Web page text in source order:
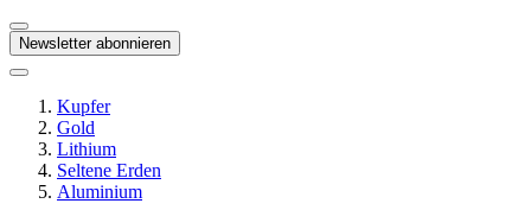
Newsletter abonnieren
Kupfer
Gold
Lithium
Seltene Erden
Aluminium